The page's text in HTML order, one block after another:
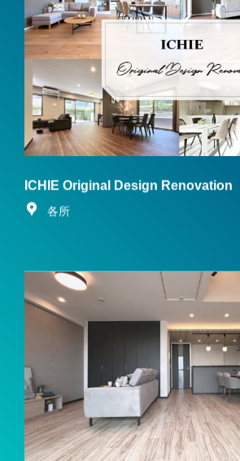
ICHIE Original Design Renovation
各所